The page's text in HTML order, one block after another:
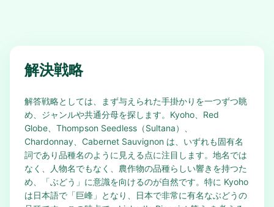
解決戦略
解答戦略としては、まず与えられた手掛かりを一つずつ眺
め、ジャンルや共通分母を探します。Kyoho、Red
Globe、Thompson Seedless（Sultana）、
Chardonnay、Cabernet Sauvignon は、いずれも固有名
詞であり品種名のように見える点に注目します。地名では
なく、人物名でもなく、農作物の品種らしい響きを持つた
め、「ぶどう」に意識を向けるのが自然です。特に Kyoho
は日本語で「巨峰」となり、日本で非常に有名なぶどうの